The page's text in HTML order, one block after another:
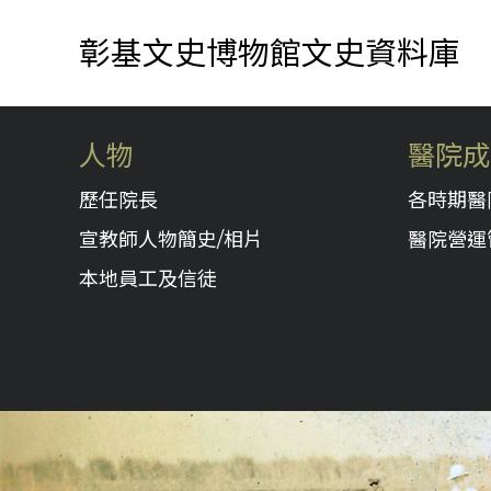
彰基文史博物館文史資料庫
人物
歷任院長
宣教師人物簡史/相片
本地員工及信徒
醫院
各時期醫
醫院營